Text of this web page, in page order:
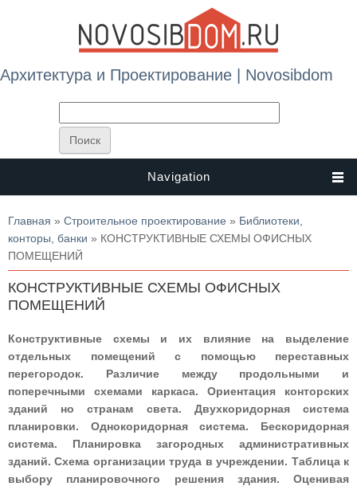
Архитектура и Проектирование | Novosibdom
Navigation
Вы здесь
Главная » Строительное проектирование » Библиотеки,
конторы, банки » КОНСТРУКТИВНЫЕ СХЕМЫ ОФИСНЫХ
ПОМЕЩЕНИЙ
КОНСТРУКТИВНЫЕ СХЕМЫ ОФИСНЫХ
ПОМЕЩЕНИЙ
Конструктивные схемы и их влияние на выделение
отдельных помещений с помощью переставных
перегородок. Различие между продольными и
поперечными схемами каркаса. Ориентация конторских
зданий но странам света. Двухкоридорная система
планировки. Однокоридорная система. Бескоридорная
система. Планировка загородных административных
зданий. Схема организации труда в учреждении. Таблица к
выбору планировочного решения здания. Оценивая